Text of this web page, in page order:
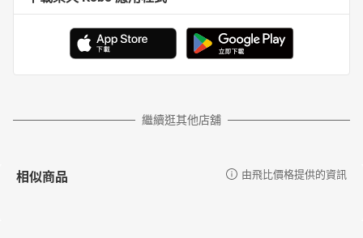
繼續逛其他店舖
相似商品 由飛比價格提供的資訊